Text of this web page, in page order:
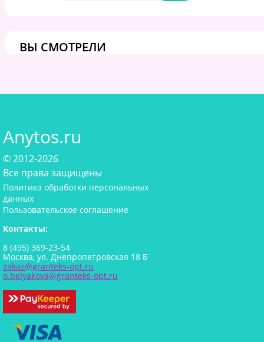
ВЫ СМОТРЕЛИ
Anytos.ru
© 2012-2026
Все права защищены
Политика обработки персональных
данных
Пользовательское соглашение
Контакты:
8 (495) 369-23-54
Москва, ул. Днепропетровская 18 Б
zakaz@granteks-opt.ru
o.belyakova@granteks-opt.ru